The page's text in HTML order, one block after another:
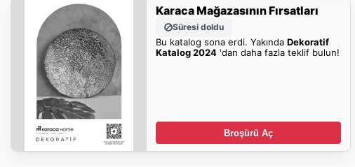
Karaca Mağazasının Fırsatları
Süresi doldu
Bu katalog sona erdi. Yakında Dekoratif
Katalog 2024'dan daha fazla teklif bulun!
Broşürü Aç